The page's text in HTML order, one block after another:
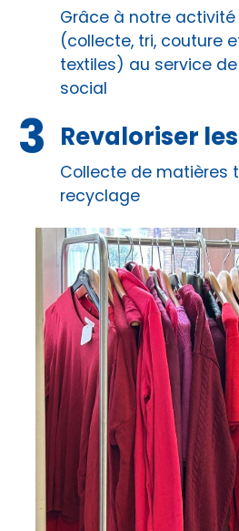
Grâce à notre
(collecte, tri, couture
textiles) au service
social
Revaloriser
Collecte de matières
recyclage